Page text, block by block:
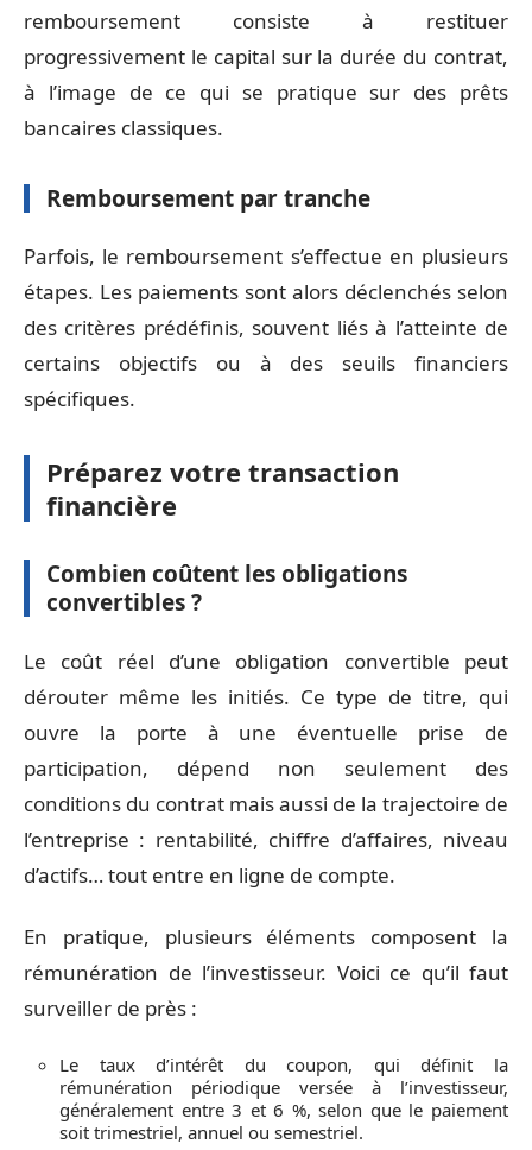
remboursement consiste à restituer
progressivement le capital sur la durée du contrat,
à l’image de ce qui se pratique sur des prêts
bancaires classiques.
Remboursement par tranche
Parfois, le remboursement s’effectue en plusieurs
étapes. Les paiements sont alors déclenchés selon
des critères prédéfinis, souvent liés à l’atteinte de
certains objectifs ou à des seuils financiers
spécifiques.
Préparez votre transaction
financière
Combien coûtent les obligations
convertibles ?
Le coût réel d’une obligation convertible peut
dérouter même les initiés. Ce type de titre, qui
ouvre la porte à une éventuelle prise de
participation, dépend non seulement des
conditions du contrat mais aussi de la trajectoire de
l’entreprise : rentabilité, chiffre d’affaires, niveau
d’actifs… tout entre en ligne de compte.
En pratique, plusieurs éléments composent la
rémunération de l’investisseur. Voici ce qu’il faut
surveiller de près :
Le taux d’intérêt du coupon, qui définit la
rémunération périodique versée à l’investisseur,
généralement entre 3 et 6 %, selon que le paiement
soit trimestriel, annuel ou semestriel.